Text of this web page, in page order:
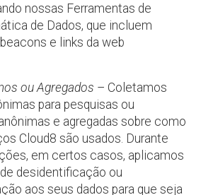
nossas Ferramentas de
de Dados, que incluem
e links da web
ou Agregados – Coletamos
para pesquisas ou
e agregadas sobre como
Cloud8 são usados. Durante
em certos casos, aplicamos
desidentificação ou
aos seus dados para que seja